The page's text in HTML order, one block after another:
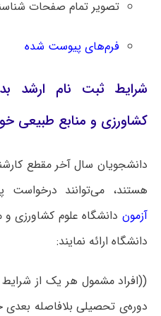
تصویر تمام صفحات
فرم‌های پیوست شده
شرایط ثبت نام ارشد
کشاورزی و منابع طبیعی
دانشجویان سال آخر مقطع
هستند، می‌توانند
آزمون دانشگاه ‌علوم کشاورزی و
دانشگاه ارائه نمایند:
((افراد مشمول هر یک از شرایط
دوره‌ی تحصیلی بلافاصله بعدی